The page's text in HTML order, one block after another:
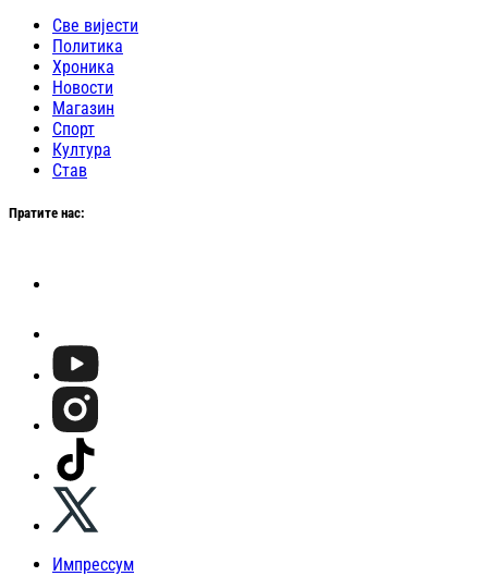
Све вијести
Политика
Хроника
Новости
Магазин
Спорт
Култура
Став
Пратите нас:
Импрессум